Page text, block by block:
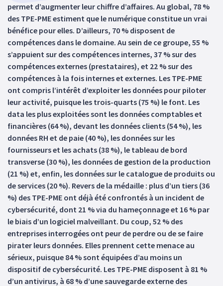
permet d’augmenter leur chiffre d’affaires. Au global, 78 %
des TPE-PME estiment que le numérique constitue un vrai
bénéfice pour elles. D’ailleurs, 70 % disposent de
compétences dans le domaine. Au sein de ce groupe, 55 %
s’appuient sur des compétences internes, 37 % sur des
compétences externes (prestataires), et 22 % sur des
compétences à la fois internes et externes. Les TPE-PME
ont compris l’intérêt d’exploiter les données pour piloter
leur activité, puisque les trois-quarts (75 %) le font. Les
data les plus exploitées sont les données comptables et
financières (64 %), devant les données clients (54 %), les
données RH et de paie (40 %), les données sur les
fournisseurs et les achats (38 %), le tableau de bord
transverse (30 %), les données de gestion de la production
(21 %) et, enfin, les données sur le catalogue de produits ou
de services (20 %). Revers de la médaille : plus d’un tiers (36
%) des TPE-PME ont déjà été confrontés à un incident de
cybersécurité, dont 21 % via du hameçonnage et 16 % par
le biais d’un logiciel malveillant. Du coup, 52 % des
entreprises interrogées ont peur de perdre ou de se faire
pirater leurs données. Elles prennent cette menace au
sérieux, puisque 84 % sont équipées d’au moins un
dispositif de cybersécurité. Les TPE-PME disposent à 81 %
d’un antivirus, à 68 % d’une sauvegarde externe des